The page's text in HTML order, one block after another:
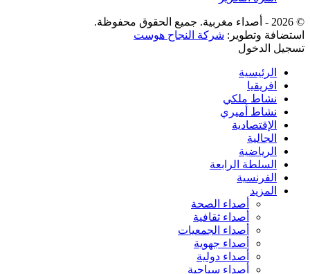
© 2026 - أصداء مغربية. جميع الحقوق محفوظة.
استضافة وتطوير: شركة النجاح هوست
تسجيل الدخول
الرئيسية
افريقيا
نشاط ملكي
نشاط أميري
الإقتصادية
الجالية
الرياضية
السلطة الرابعة
الفرنسية
المزيد
أصداء الصحة
أصداء ثقافية
أصداء الجمعيات
أصداء جهوية
أصداء دولية
أصداء سياحية